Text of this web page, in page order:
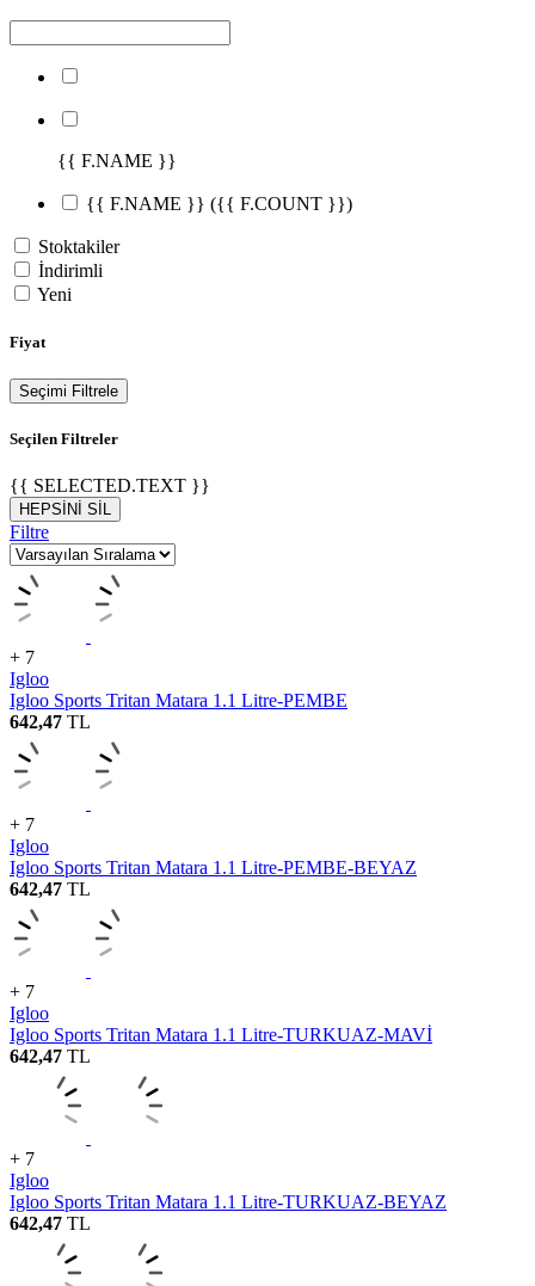
{{ F.NAME }}
{{ F.NAME }} ({{ F.COUNT }})
Stoktakiler
İndirimli
Yeni
Fiyat
Seçimi Filtrele
Seçilen Filtreler
{{ SELECTED.TEXT }}
HEPSİNİ SİL
Filtre
+ 7
Igloo
Igloo Sports Tritan Matara 1.1 Litre-PEMBE
642,47 TL
+ 7
Igloo
Igloo Sports Tritan Matara 1.1 Litre-PEMBE-BEYAZ
642,47 TL
+ 7
Igloo
Igloo Sports Tritan Matara 1.1 Litre-TURKUAZ-MAVİ
642,47 TL
+ 7
Igloo
Igloo Sports Tritan Matara 1.1 Litre-TURKUAZ-BEYAZ
642,47 TL